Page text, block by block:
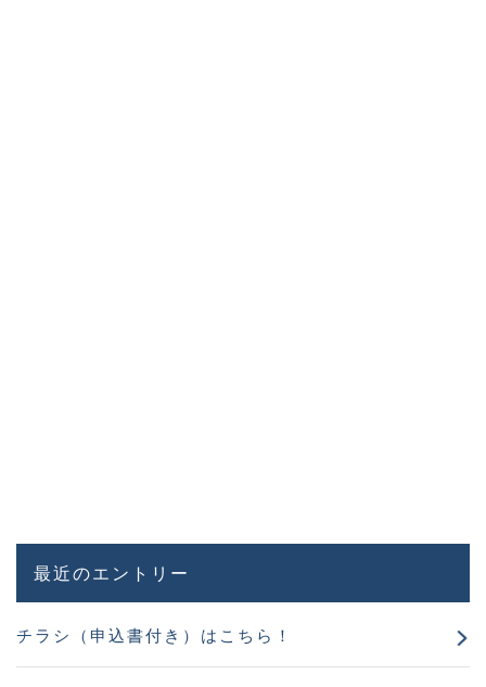
最近のエントリー
チラシ（申込書付き）はこちら！